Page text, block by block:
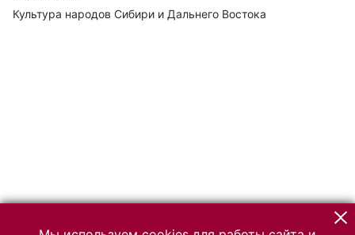
Культура народов Сибири и Дальнего Востока